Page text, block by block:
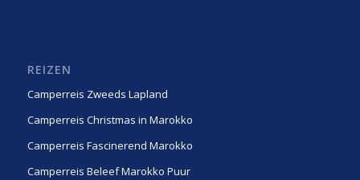
REIZEN
Camperreis Zweeds Lapland
Camperreis Christmas in Marokko
Camperreis Fascinerend Marokko
Camperreis Beleef Marokko Puur